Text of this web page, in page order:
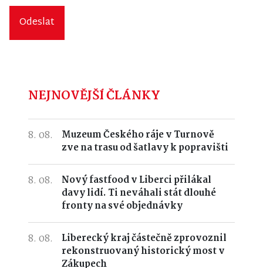
Odeslat
NEJNOVĚJŠÍ ČLÁNKY
8. 08.
Muzeum Českého ráje v Turnově
zve na trasu od šatlavy k popravišti
8. 08.
Nový fastfood v Liberci přilákal
davy lidí. Ti neváhali stát dlouhé
fronty na své objednávky
8. 08.
Liberecký kraj částečně zprovoznil
rekonstruovaný historický most v
Zákupech